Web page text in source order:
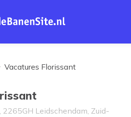
Homepage
Vacatures Florissant
Leidschendam, Zuid-